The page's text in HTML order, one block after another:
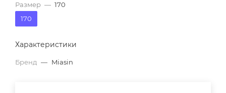
Размер — 170
170
Характеристики
Бренд — Miasin